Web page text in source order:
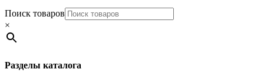
Поиск товаров
×
Разделы каталога